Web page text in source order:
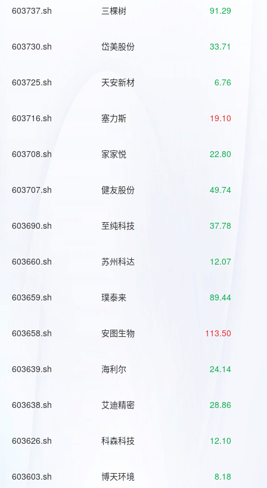
603737.sh 三棵树 91.29
603730.sh 岱美股份 33.71
603725.sh 天安新材 6.76
603716.sh 塞力斯 19.10
603708.sh 家家悦 22.80
603707.sh 健友股份 49.74
603690.sh 至纯科技 37.78
603660.sh 苏州科达 12.07
603659.sh 璞泰来 89.44
603658.sh 安图生物 113.50
603639.sh 海利尔 24.14
603638.sh 艾迪精密 28.86
603626.sh 科森科技 12.10
603603.sh 博天环境 8.18